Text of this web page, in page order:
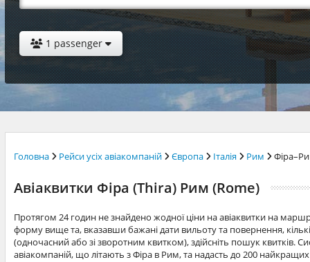
1 passenger
Головна Рейси усіх авіакомпаній Європа Італія Рим
Авіаквитки Фіра (Thira) Рим (Rome)
Протягом 24 годин не знайдено жодної ціни на авіаквитки на
форму вище та, вказавши бажані дати вильоту та повернення,
(одночасний або зі зворотним квитком), здійсніть пошук квитків.
авіакомпаній, що літають з Фіра в Рим, та надасть до 200